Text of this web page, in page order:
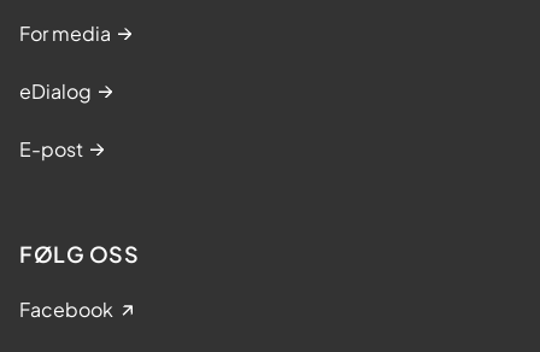
For media
eDialog
E-post
FØLG OSS
Facebook